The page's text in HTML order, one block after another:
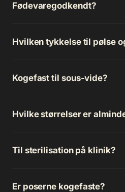
Fødevaregodkendt?
Hvilken tykkelse til pølse
Kogefast til sous-vide?
Hvilke størrelser er
Til sterilisation på klinik?
Er poserne kogefaste?